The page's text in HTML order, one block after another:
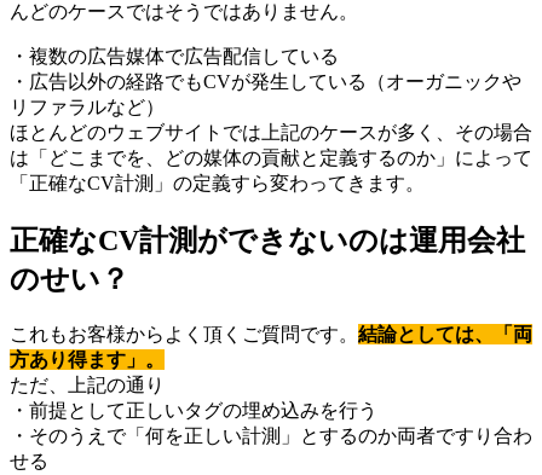
んどのケースではそうではありません。
・複数の広告媒体で広告配信している
・広告以外の経路でもCVが発生している（オーガニックや
リファラルなど）
ほとんどのウェブサイトでは上記のケースが多く、その場合
は「どこまでを、どの媒体の貢献と定義するのか」によって
「正確なCV計測」の定義すら変わってきます。
正確なCV計測ができないのは運用会社
のせい？
これもお客様からよく頂くご質問です。 結論としては、「両
方あり得ます」。
ただ、上記の通り
・前提として正しいタグの埋め込みを行う
・そのうえで「何を正しい計測」とするのか両者ですり合わ
せる